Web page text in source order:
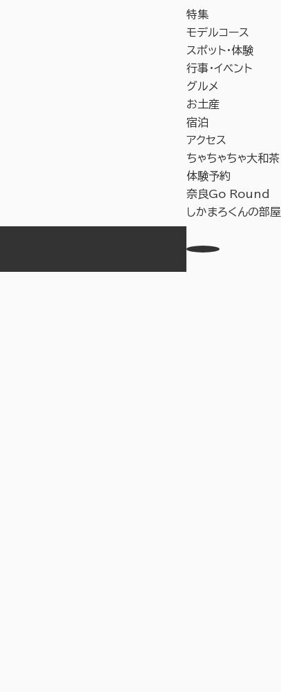
特集
モデルコース
スポット・体験
行事・イベント
グルメ
お土産
宿泊
アクセス
ちゃちゃちゃ大和茶
体験予約
奈良Go Round
しかまろくんの部屋